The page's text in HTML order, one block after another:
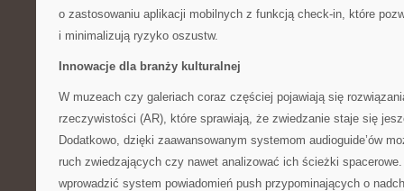
o zastosowaniu aplikacji mobilnych z funkcją check-in, które
i minimalizują ryzyko oszustw.
Innowacje dla branży kulturalnej
W muzeach czy galeriach coraz częściej pojawiają się
rzeczywistości (AR), które sprawiają, że zwiedzanie staje się
Dodatkowo, dzięki zaawansowanym systemom audioguide’ów
ruch zwiedzających czy nawet analizować ich ścieżki
wprowadzić system powiadomień push przypominających o